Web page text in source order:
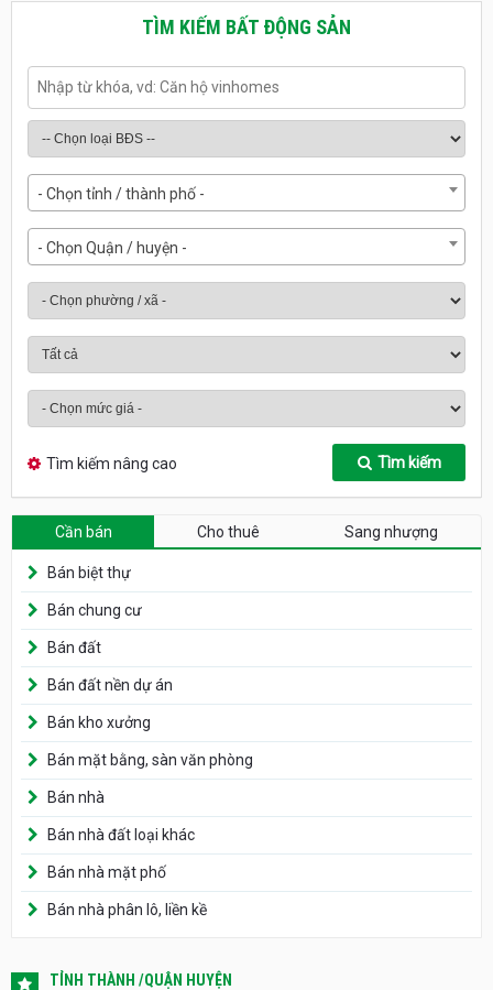
TÌM KIẾM BẤT ĐỘNG SẢN
- Chọn tỉnh / thành phố -
- Chọn Quận / huyện -
Tìm kiếm nâng cao Tìm kiếm
Cần bán Cho thuê Sang nhượng
Bán biệt thự
Bán chung cư
Bán đất
Bán đất nền dự án
Bán kho xưởng
Bán mặt bằng, sàn văn phòng
Bán nhà
Bán nhà đất loại khác
Bán nhà mặt phố
Bán nhà phân lô, liền kề
TỈNH THÀNH /QUẬN HUYỆN